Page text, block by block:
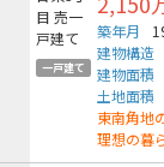
一戸建て
築年月
建物構造
建物面積
土地面積
東南角地
理想の暮